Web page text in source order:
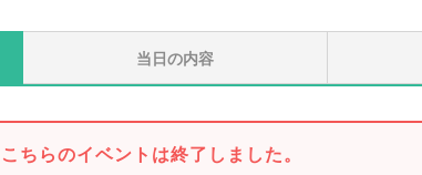
当日の内容
こちらのイベントは終了しました。